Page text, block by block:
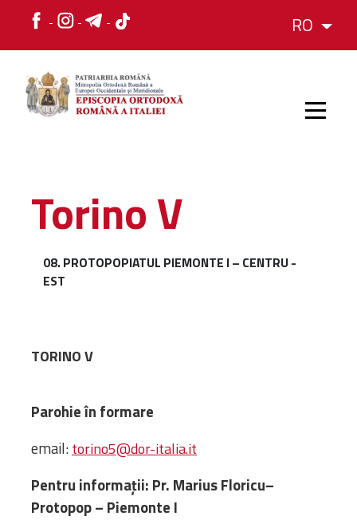
RO
ISTORIC
IERARH
ORGANIZAREA
biserici și
monumente
Diaconii
Centre și
Torino V
08. PROTOPOPIATUL PIEMONTE I – CENTRU -
EST
TORINO V
Parohie în formare
email:torino5@dor-italia.it
Pentru informații: Pr. Marius Floricu–
Protopop – Piemonte I